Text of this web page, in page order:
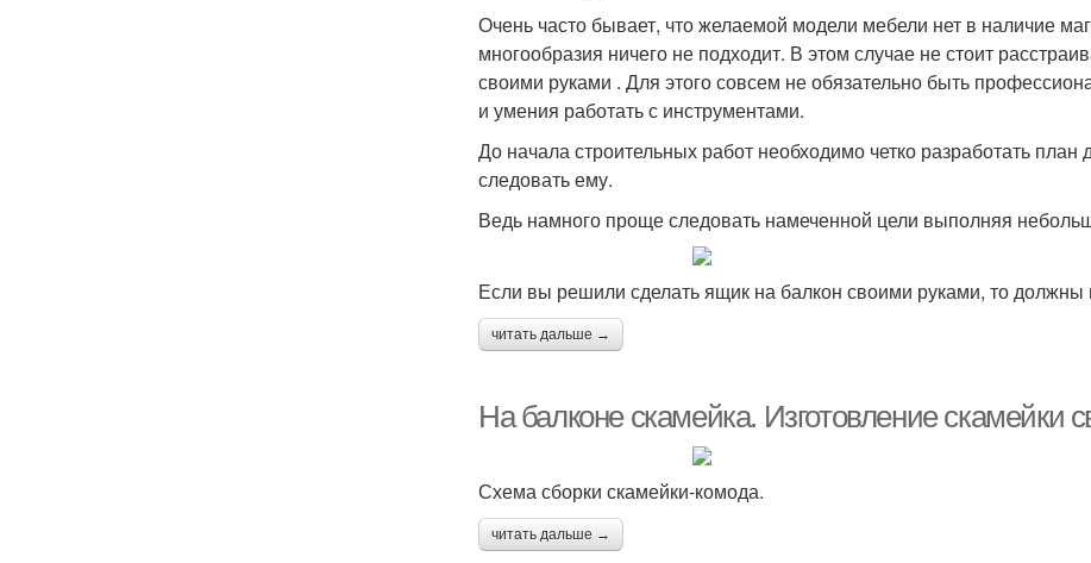
Очень часто бывает, что желаемой модели мебели нет в наличие
многообразия ничего не подходит. В этом случае не стоит
своими руками . Для этого совсем не обязательно быть
и умения работать с инструментами.
До начала строительных работ необходимо четко разработать
следовать ему.
Ведь намного проще следовать намеченной цели выполняя
Если вы решили сделать ящик на балкон своими руками, то
читать дальше →
На балконе скамейка. Изготовление скамейки
Схема сборки скамейки-комода.
читать дальше →